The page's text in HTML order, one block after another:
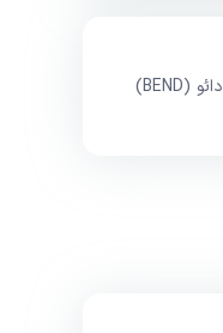
هر آنچه که باید درباره بند دائو (BEND)